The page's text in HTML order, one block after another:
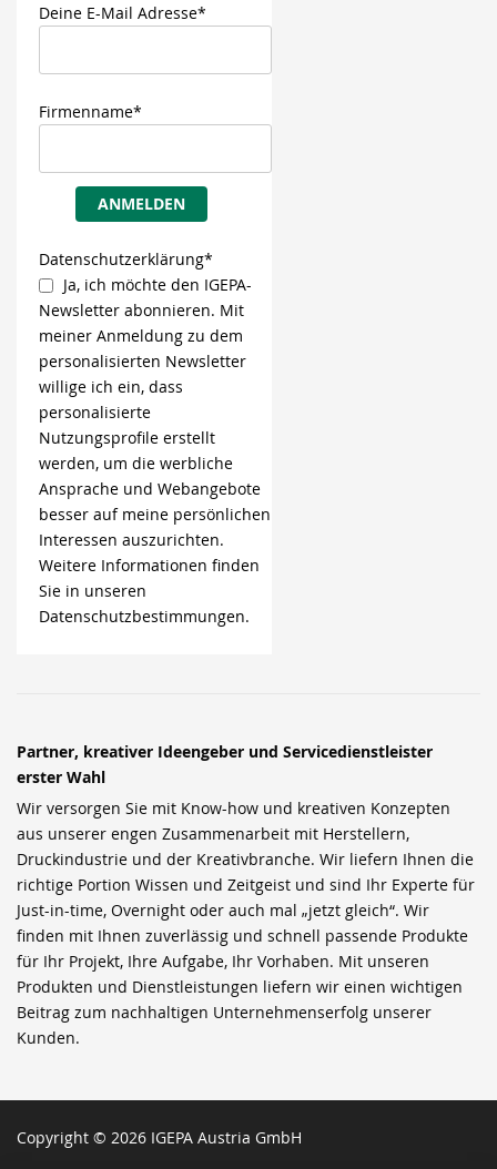
Deine E-Mail Adresse*
Firmenname*
ANMELDEN
Datenschutzerklärung*
Ja, ich möchte den IGEPA-
Newsletter abonnieren. Mit
meiner Anmeldung zu dem
personalisierten Newsletter
willige ich ein, dass
personalisierte
Nutzungsprofile erstellt
werden, um die werbliche
Ansprache und Webangebote
besser auf meine persönlichen
Interessen auszurichten.
Weitere Informationen finden
Sie in unseren
Datenschutzbestimmungen.
Partner, kreativer Ideengeber und Servicedienstleister
erster Wahl
Wir versorgen Sie mit Know-how und kreativen Konzepten
aus unserer engen Zusammenarbeit mit Herstellern,
Druckindustrie und der Kreativbranche. Wir liefern Ihnen die
richtige Portion Wissen und Zeitgeist und sind Ihr Experte für
Just-in-time, Overnight oder auch mal „jetzt gleich“. Wir
finden mit Ihnen zuverlässig und schnell passende Produkte
für Ihr Projekt, Ihre Aufgabe, Ihr Vorhaben. Mit unseren
Produkten und Dienstleistungen liefern wir einen wichtigen
Beitrag zum nachhaltigen Unternehmenserfolg unserer
Kunden.
Copyright © 2026 IGEPA Austria GmbH